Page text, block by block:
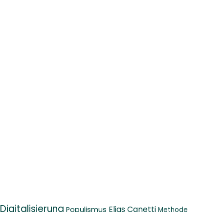
Digitalisierung Populismus Elias Canetti Methode